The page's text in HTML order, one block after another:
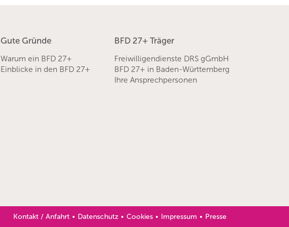
Gute Gründe
Warum ein BFD 27+
Einblicke in den BFD 27+
BFD 27+ Träger
Freiwilligendienste DRS gGmbH
BFD 27+ in Baden-Württemberg
Ihre Ansprechpersonen
Kontakt / Anfahrt Datenschutz Cookies Impressum Presse